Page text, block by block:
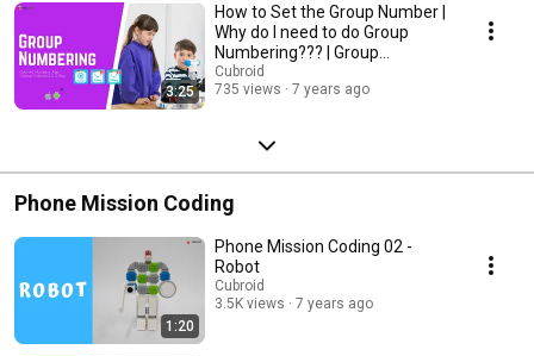
3:25
How to Set the Group Number |
Why do I need to do Group
Numbering??? | Group
Numbering
Cubroid
735 views
7 years ago
Phone Mission Coding
1:20
Phone Mission Coding 02 -
Robot
Cubroid
3.5K views
7 years ago